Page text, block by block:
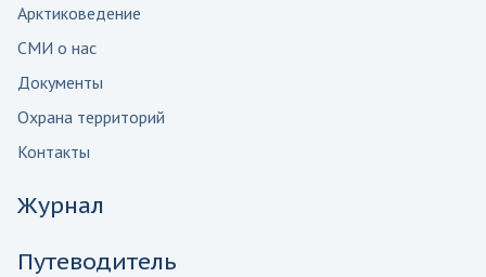
Арктиковедение
СМИ о нас
Документы
Охрана территорий
Контакты
Журнал
Путеводитель